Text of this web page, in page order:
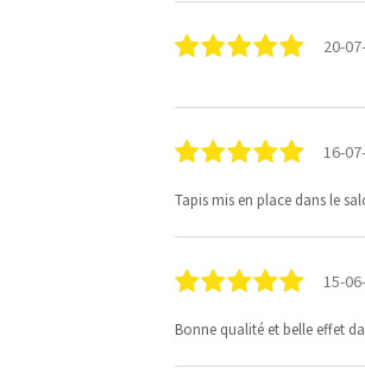
20-
16-
Tapis mis en place dans le
15-
Bonne qualité et belle effet